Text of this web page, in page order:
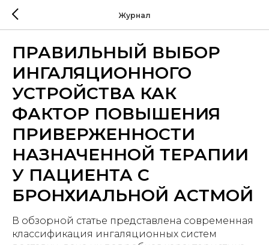
Журнал
ПРАВИЛЬНЫЙ ВЫБОР
ИНГАЛЯЦИОННОГО
УСТРОЙСТВА КАК
ФАКТОР ПОВЫШЕНИЯ
ПРИВЕРЖЕННОСТИ
НАЗНАЧЕННОЙ ТЕРАПИИ
У ПАЦИЕНТА С
БРОНХИАЛЬНОЙ АСТМОЙ
В обзорной статье представлена современная
классификация ингаляционных систем